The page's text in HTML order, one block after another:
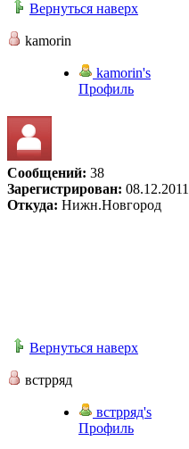
Вернуться наверх
kamorin
kamorin's
Профиль
Сообщений: 38
Зарегистрирован: 08.12.2011
Откуда: Нижн.Новгород
Вернуться наверх
встрряд
встрряд's
Профиль